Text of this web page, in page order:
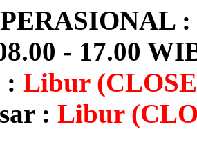
:
- 17.00
: Libur
: Libur